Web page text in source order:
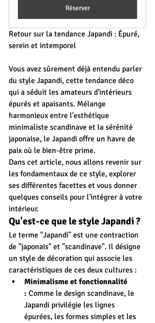
Réserver
Retour sur la tendance Japandi : Épuré,
serein et intemporel
Vous avez sûrement déjà entendu parler
du style Japandi, cette tendance déco
qui a séduit les amateurs d'intérieurs
épurés et apaisants. Mélange
harmonieux entre l'esthétique
minimaliste scandinave et la sérénité
japonaise, le Japandi offre un havre de
paix où le bien-être prime.
Dans cet article, nous allons revenir sur
les fondamentaux de ce style, explorer
ses différentes facettes et vous donner
quelques conseils pour l'intégrer à votre
intérieur.
Qu'est-ce que le style Japandi ?
Le terme "Japandi" est une contraction
de "japonais" et "scandinave". Il désigne
un style de décoration qui associe les
caractéristiques de ces deux cultures :
Minimalisme et fonctionnalité
: Comme le design scandinave, le
Japandi privilégie les lignes
épurées, les formes simples et les